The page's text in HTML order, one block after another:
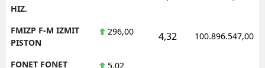
HIZ.
FMIZP F-M IZMIT
PISTON
296,00 4,32 100.896.547,00
FONET FONET
5,02